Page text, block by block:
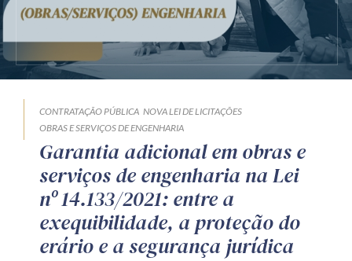
CONTRATAÇÃO PÚBLICA NOVA LEI DE LICITAÇÕES
OBRAS E SERVIÇOS DE ENGENHARIA
Garantia adicional em obras e
serviços de engenharia na Lei
nº 14.133/2021: entre a
exequibilidade, a proteção do
erário e a segurança jurídica